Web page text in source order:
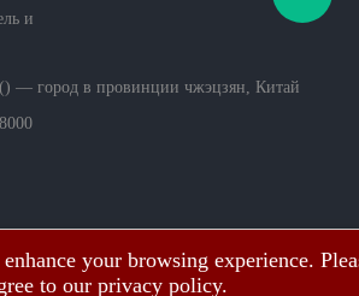
your browsing experience.
to our privacy policy.
и
() — город в провинции чжэцзян, Китай